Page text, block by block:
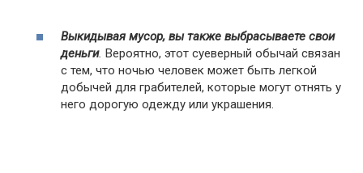
Выкидывая мусор, вы также выбрасываете свои
деньги. Вероятно, этот суеверный обычай связан
с тем, что ночью человек может быть легкой
добычей для грабителей, которые могут отнять у
него дорогую одежду или украшения.